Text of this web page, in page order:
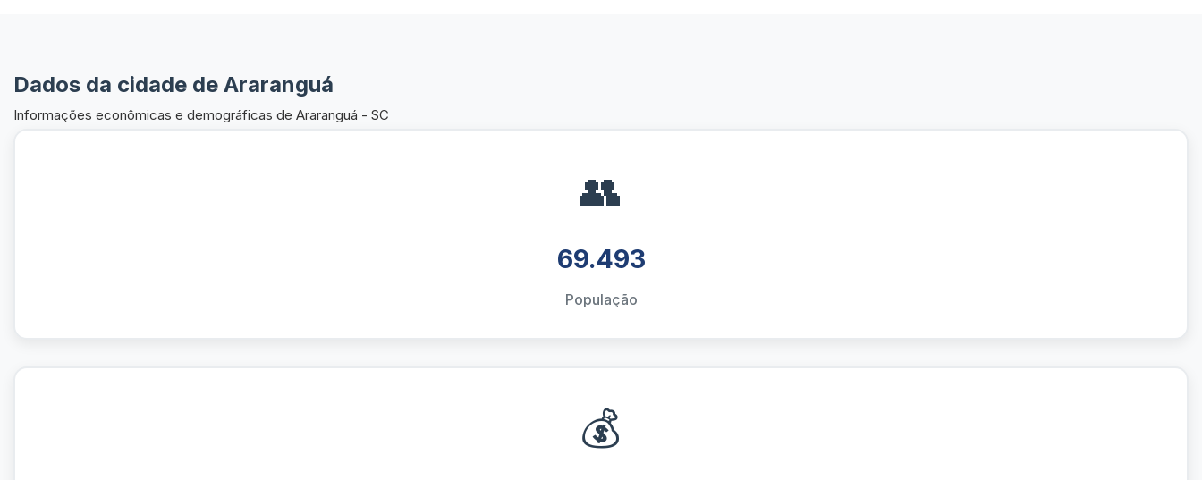
Dados da cidade de Araranguá
Informações econômicas e demográficas de Araranguá - SC
👥
69.493
População
💰